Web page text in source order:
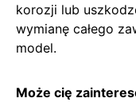
korozji lub
wymianę całego
model.
Może cię